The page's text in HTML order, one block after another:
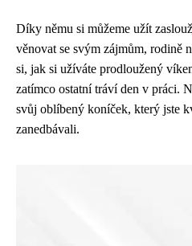
Díky němu si můžeme užít
věnovat se svým zájmům, rodině
si, jak si užíváte prodloužený
zatímco ostatní tráví den v práci.
svůj oblíbený koníček, který jste
zanedbávali.